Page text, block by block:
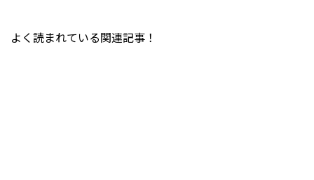
よく読まれている関連記事！